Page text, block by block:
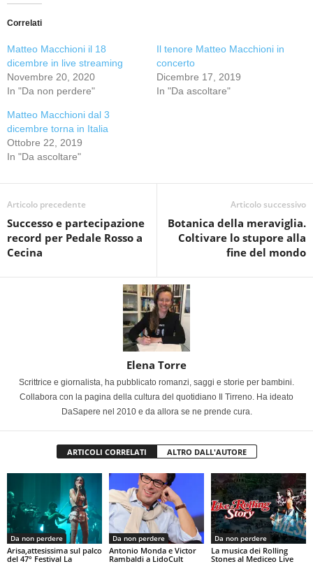
Correlati
Matteo Macchioni il 18
dicembre in live streaming
Novembre 20, 2020
In "Da non perdere"
Il tenore Matteo Macchioni in
concerto
Dicembre 17, 2019
In "Da ascoltare"
Matteo Macchioni dal 3
dicembre torna in Italia
Ottobre 22, 2019
In "Da ascoltare"
Articolo precedente
Successo e partecipazione
record per Pedale Rosso a
Cecina
Articolo successivo
Botanica della meraviglia.
Coltivare lo stupore alla
fine del mondo
Elena Torre
Scrittrice e giornalista, ha pubblicato romanzi, saggi e storie per bambini.
Collabora con la pagina della cultura del quotidiano Il Tirreno. Ha ideato
DaSapere nel 2010 e da allora se ne prende cura.
ARTICOLI CORRELATI ALTRO DALL'AUTORE
Da non perdere
Arisa,attesissima sul palco
del 47° Festival La
Da non perdere
Antonio Monda e Victor
Rambaldi a LidoCult
Da non perdere
La musica dei Rolling
Stones al Mediceo Live